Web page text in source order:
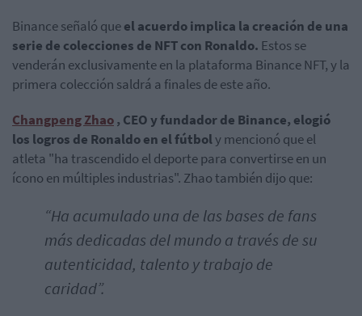
Binance señaló queel acuerdo implica la creación de una
serie de colecciones de NFT con Ronaldo. Estos se
venderán exclusivamente en la plataforma Binance NFT, y la
primera colección saldrá a finales de este año.
Changpeng Zhao, CEO y fundador de Binance, elogió
los logros de Ronaldo en el fútboly mencionó que el
atleta "ha trascendido el deporte para convertirse en un
ícono en múltiples industrias". Zhao también dijo que:
“Ha acumulado una de las bases de fans
más dedicadas del mundo a través de su
autenticidad, talento y trabajo de
caridad”.